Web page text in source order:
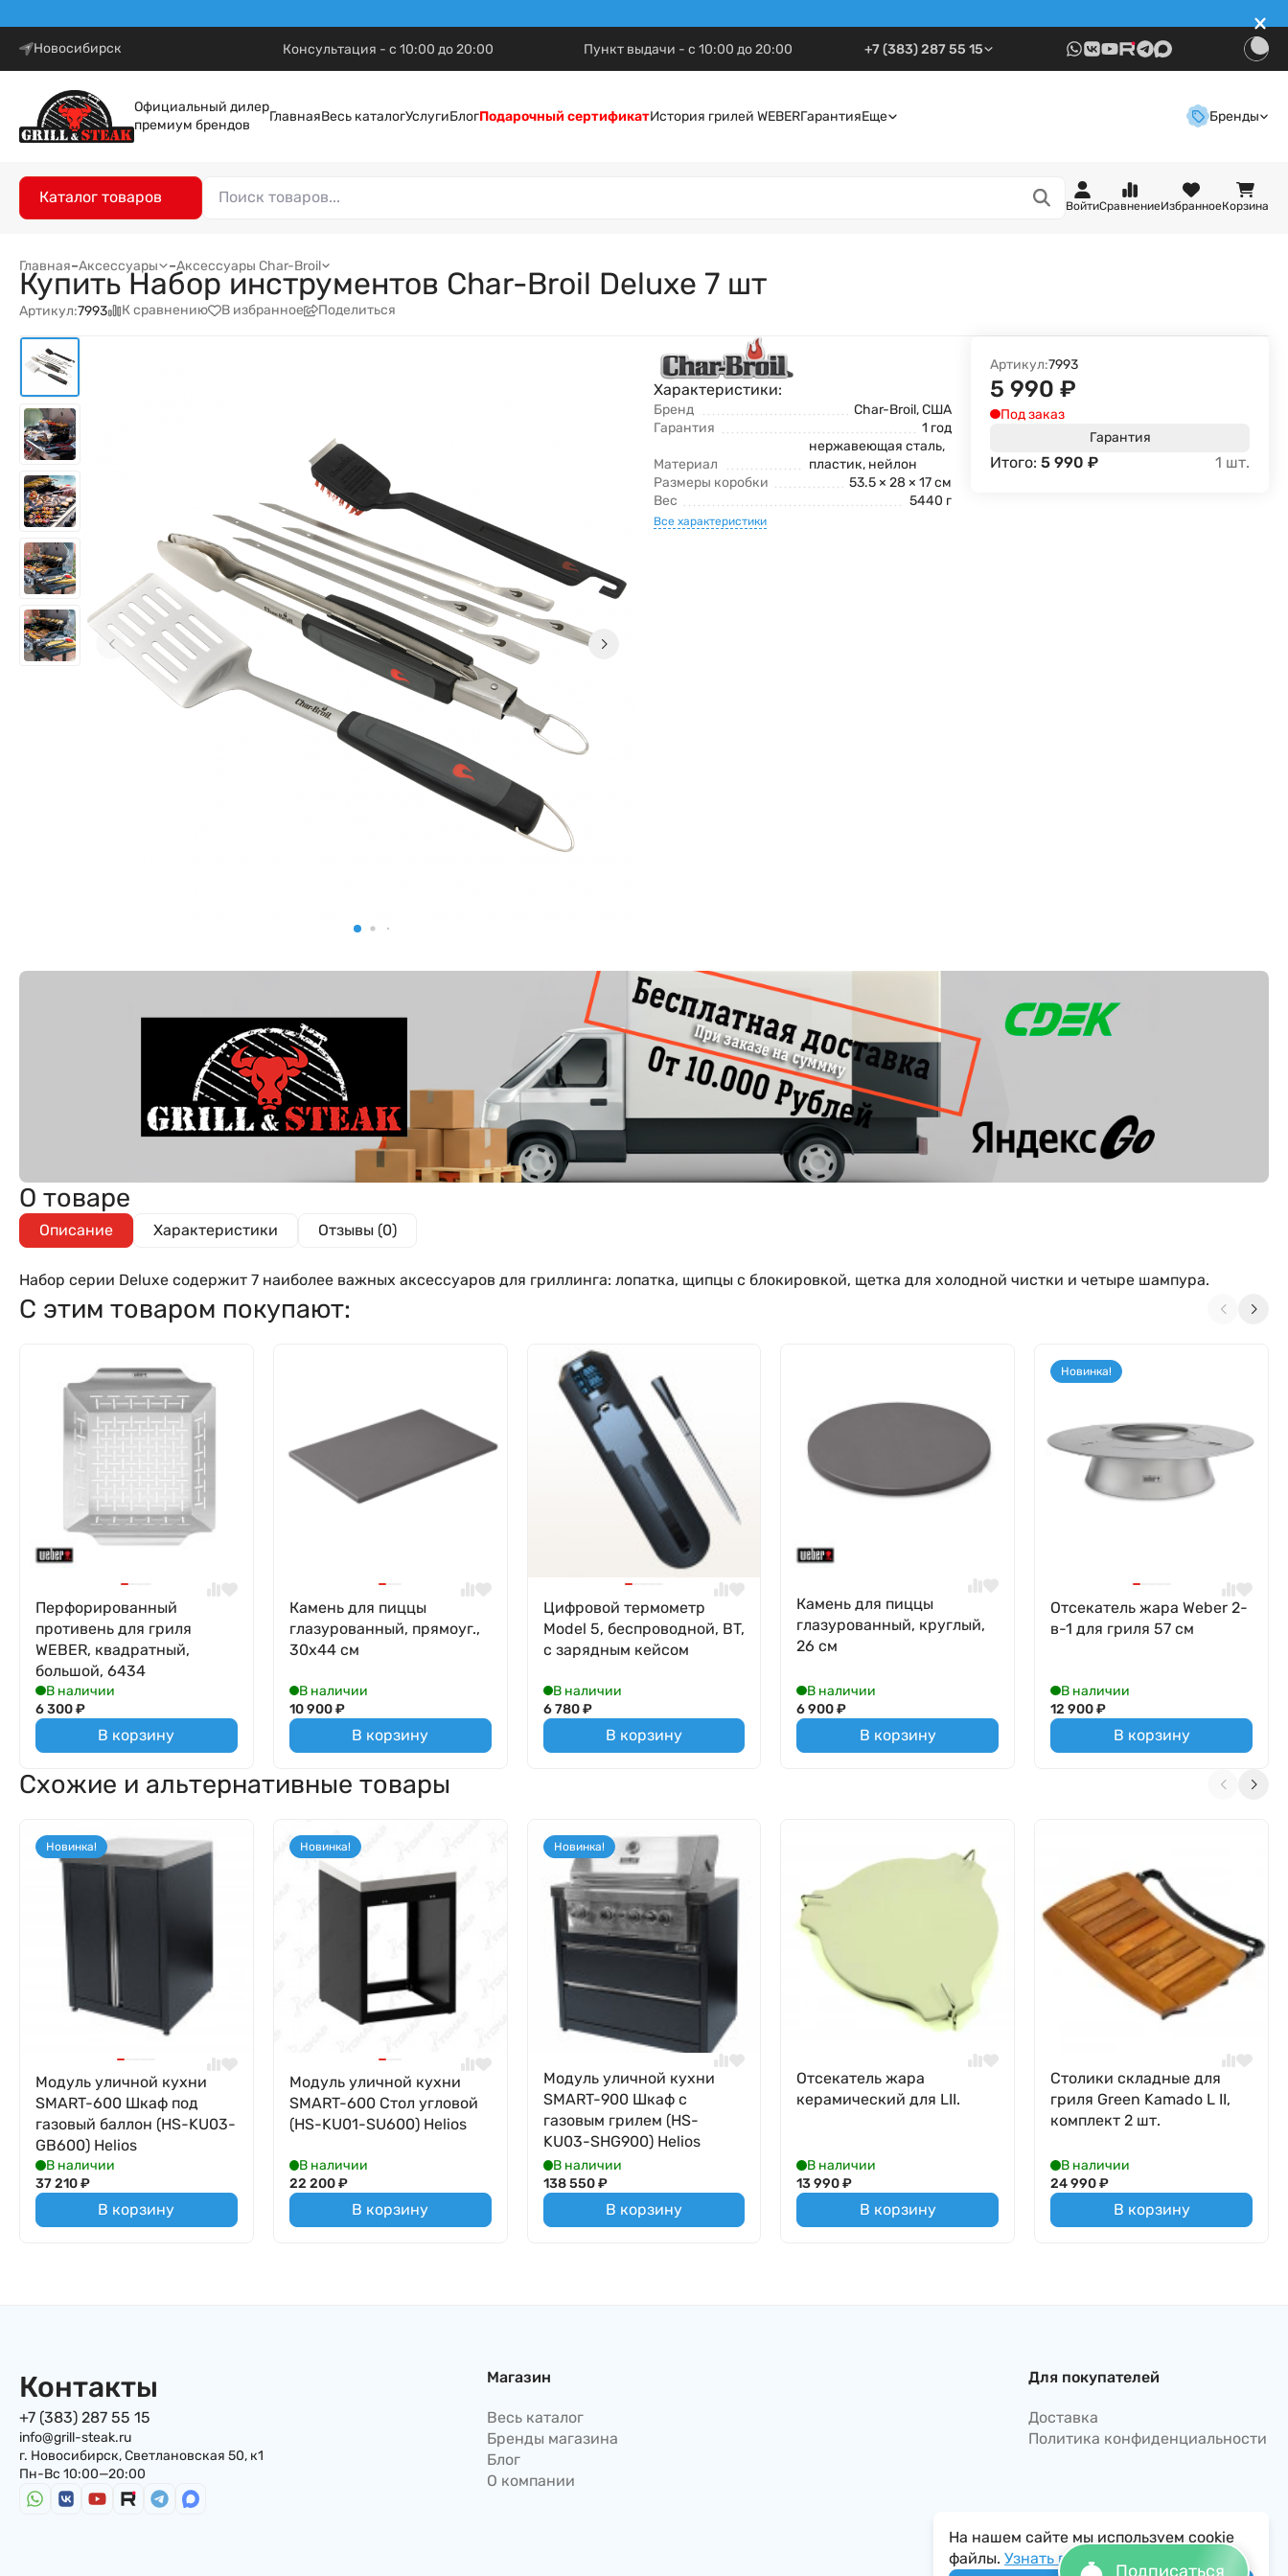
Новосибирск Консультация - с 10:00 до 20:00 Пункт выдачи - с 10:00 до 20:00 +7 (383) 287 55 15
Официальный дилер
премиум брендов
ГлавнаяВесь каталогУслугиБлогПодарочный сертификатИстория грилей WEBERГарантияЕще Бренды
Каталог товаров
ВойтиСравнениеИзбранноеКорзина
Главная–Аксессуары –Аксессуары Char-Broil
Купить Набор инструментов Char-Broil Deluxe 7 шт
Артикул:7993 К сравнению В избранное Поделиться
Характеристики:
Бренд
Char-Broil, США
Гарантия
1 год
Материал
нержавеющая сталь,
пластик, нейлон
Размеры коробки
53.5 × 28 × 17 см
Вес
5440 г
Все характеристики
Артикул:7993
5 990 ₽
Под заказ
Гарантия
Итого: 5 990 ₽ 1 шт.
О товаре
Описание Характеристики Отзывы (0)
Набор серии Deluxe содержит 7 наиболее важных аксессуаров для гриллинга: лопатка, щипцы с блокировкой, щетка для холодной чистки и четыре шампура.
С этим товаром покупают:
Перфорированный
противень для гриля
WEBER, квадратный,
большой, 6434
В наличии
6 300₽
В корзину
Камень для пиццы
глазурованный, прямоуг.,
30х44 см
В наличии
10 900₽
В корзину
Цифровой термометр
Model 5, беспроводной, BT,
с зарядным кейсом
В наличии
6 780 ₽
В корзину
Камень для пиццы
глазурованный, круглый,
26 см
В наличии
6 900₽
В корзину
Новинка!
Отсекатель жара Weber 2-
в-1 для гриля 57 см
В наличии
12 900₽
В корзину
Схожие и альтернативные товары
Новинка!
Модуль уличной кухни
SMART-600 Шкаф под
газовый баллон (HS-KU03-
GB600) Helios
В наличии
37 210₽
В корзину
Новинка!
Модуль уличной кухни
SMART-600 Стол угловой
(HS-KU01-SU600) Helios
В наличии
22 200₽
В корзину
Новинка!
Модуль уличной кухни
SMART-900 Шкаф c
газовым грилем (HS-
KU03-SHG900) Helios
В наличии
138 550 ₽
В корзину
Отсекатель жара
керамический для LII.
В наличии
13 990₽
В корзину
Столики складные для
гриля Green Kamado L II,
комплект 2 шт.
В наличии
24 990₽
В корзину
Контакты
+7 (383) 287 55 15
info@grill-steak.ru
г. Новосибирск, Светлановская 50, к1
Пн-Вс 10:00—20:00
Магазин
Весь каталог
Бренды магазина
Блог
О компании
Для покупателей
Доставка
Политика конфиденциальности
На нашем сайте мы используем cookie
файлы. Узнать подробнее...
Подписаться